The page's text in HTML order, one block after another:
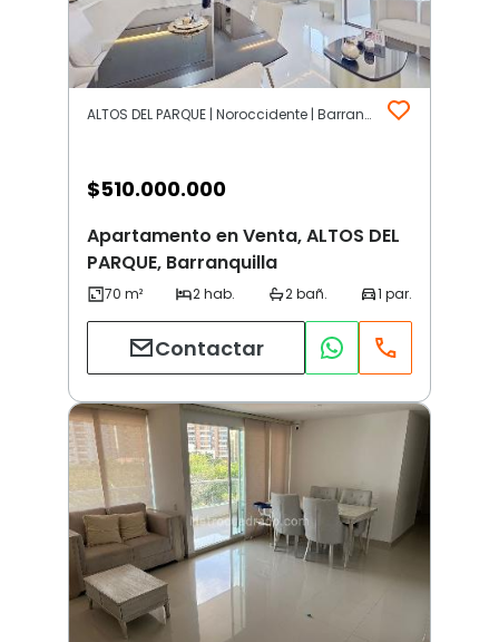
ALTOS DEL PARQUE | Noroccidente | Barranquilla
$510.000.000
Apartamento en Venta, ALTOS DEL
PARQUE, Barranquilla
Contactar